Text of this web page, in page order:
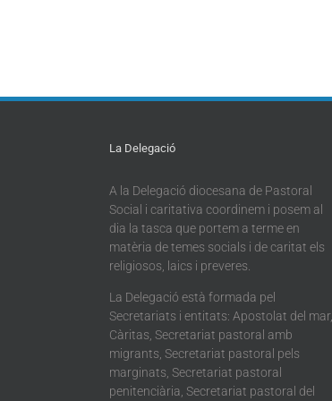
La Delegació
A la Delegació diocesana de Pastoral
Social i caritativa coordinem i posem al
dia la tasca que portem a terme en
matèria de temes socials i de caritat els
religiosos, laics i preveres.
La Delegació està formada pel
Secretariats i entitats: Apostolat del mar,
Càritas, Secretariat pastoral amb
migrants, Secretariat pastoral pels
marginats, Secretariat pastoral
penitenciària, Secretariat pastoral del